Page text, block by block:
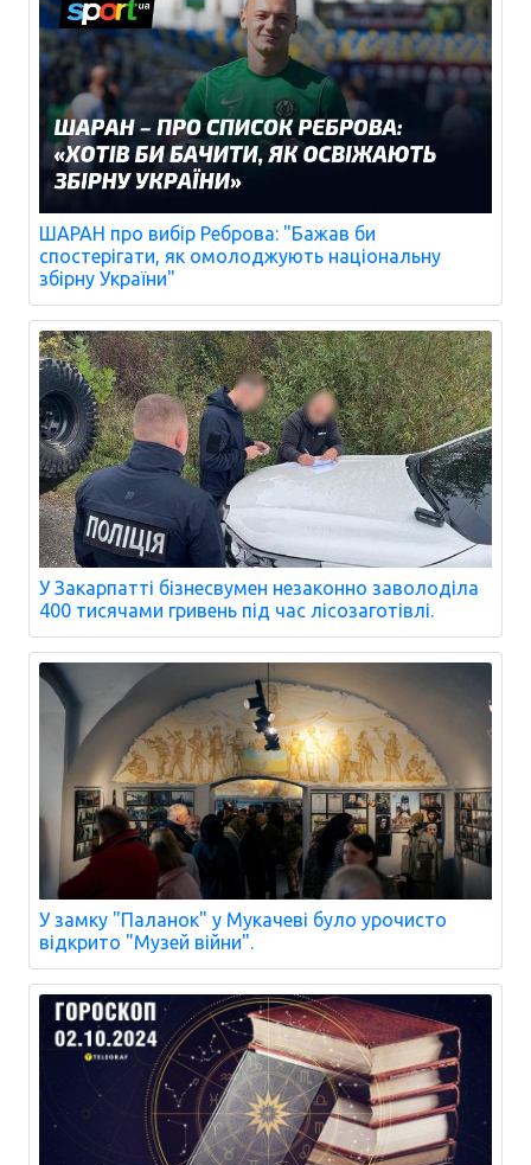
ШАРАН про вибір Реброва: "Бажав би
спостерігати, як омолоджують національну
збірну України"
У Закарпатті бізнесвумен незаконно заволоділа
400 тисячами гривень під час лісозаготівлі.
У замку "Паланок" у Мукачеві було урочисто
відкрито "Музей війни".